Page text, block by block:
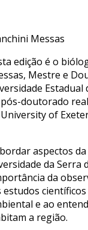
Messas
edição é o
Mestre e
Estadual
doutorado
of
aspectos
da Serra
da
e ao
a região.